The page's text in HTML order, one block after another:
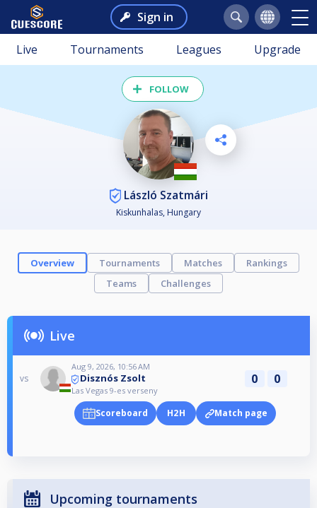
Sign in
Live Tournaments Leagues Upgrade
FOLLOW
László Szatmári
Kiskunhalas, Hungary
Overview Tournaments Matches
Rankings
Teams
Challenges
Live
vs
Aug 9, 2026, 10:56 AM
Disznós Zsolt
Las Vegas 9-es verseny
0 0
Scoreboard H2H Match page
Upcoming tournaments